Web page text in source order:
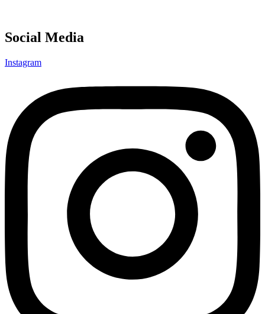
Social Media
Instagram